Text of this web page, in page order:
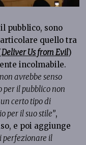
pubblico, sono
quello tra
Deliver Us from Evil)
incolmabile.
avrebbe senso
per il pubblico non
certo tipo di
per il suo stile”,
e poi aggiunge
perfezionare il